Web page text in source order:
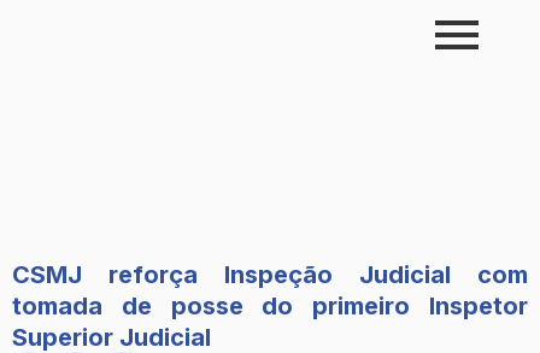
CSMJ reforça Inspeção Judicial com
tomada de posse do primeiro Inspetor
Superior Judicial